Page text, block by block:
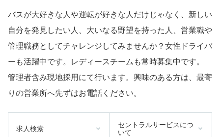
バスが大好きな人や運転が好きな人だけじゃなく、新しい
自分を発見したい人、大いなる野望を持った人、営業職や
管理職務としてチャレンジしてみませんか？女性ドライバ
ーも活躍中です。レディースチームも常時募集中です。
管理者含み現地採用にて行います。興味のある方は、最寄
りの営業所へ先ずはお電話ください。
求人検索
セントラルサービスにつ
いて